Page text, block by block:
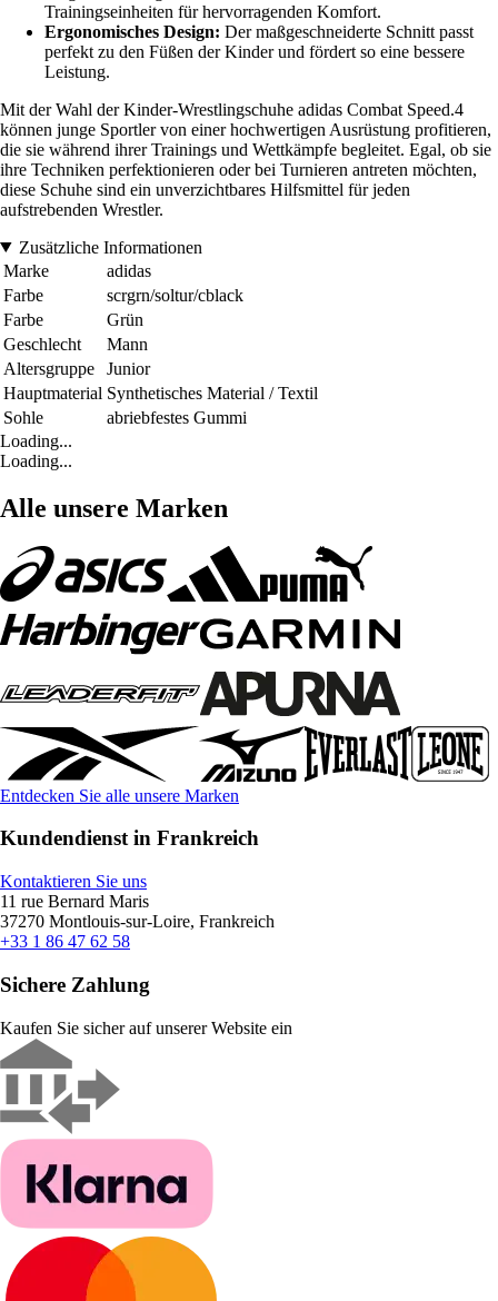
Trainingseinheiten für hervorragenden Komfort.
Ergonomisches Design: Der maßgeschneiderte Schnitt passt
perfekt zu den Füßen der Kinder und fördert so eine bessere
Leistung.
Mit der Wahl der Kinder-Wrestlingschuhe adidas Combat Speed.4
können junge Sportler von einer hochwertigen Ausrüstung profitieren,
die sie während ihrer Trainings und Wettkämpfe begleitet. Egal, ob sie
ihre Techniken perfektionieren oder bei Turnieren antreten möchten,
diese Schuhe sind ein unverzichtbares Hilfsmittel für jeden
aufstrebenden Wrestler.
Zusätzliche Informationen
Marke
adidas
Farbe
scrgrn/soltur/cblack
Farbe
Grün
Geschlecht
Mann
Altersgruppe
Junior
Hauptmaterial Synthetisches Material / Textil
Sohle
abriebfestes Gummi
Loading...
Loading...
Alle unsere Marken
Entdecken Sie alle unsere Marken
Kundendienst in Frankreich
Kontaktieren Sie uns
11 rue Bernard Maris
37270 Montlouis-sur-Loire, Frankreich
+33 1 86 47 62 58
Sichere Zahlung
Kaufen Sie sicher auf unserer Website ein